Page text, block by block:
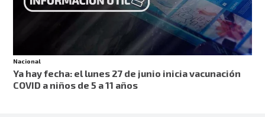
Nacional
Ya hay fecha: el lunes 27 de junio inicia vacunación
COVID a niños de 5 a 11 años